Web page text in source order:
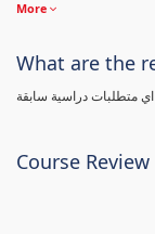
More
What are the
اي متطلبات دراسية سابقة
Course Review